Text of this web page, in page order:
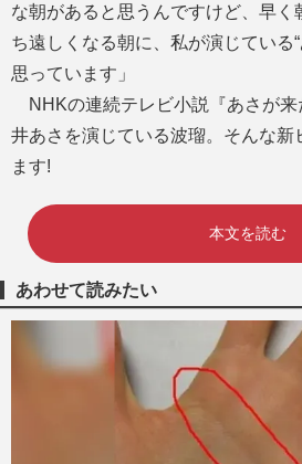
な朝があると思うんですけど、早く
ち遠しくなる朝に、私が演じている
思っています」
NHKの連続テレビ小説『あさが来
井あさを演じている波瑠。そんな新
ます!
本文を読む
あわせて読みたい